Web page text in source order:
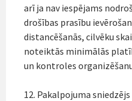
arī ja nav iespējams
drošības prasību
distancēšanās, cilvēku
noteiktās minimālās
un kontroles
12. Pakalpojuma